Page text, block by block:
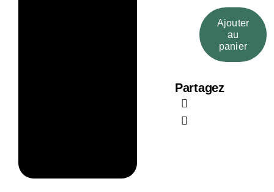
quantité
Provence
Ajouter
au
panier
Partagez